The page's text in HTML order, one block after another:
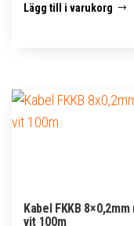
Lägg till i varukorg
Kabel FKKB 8×0,2mm
vit 100m